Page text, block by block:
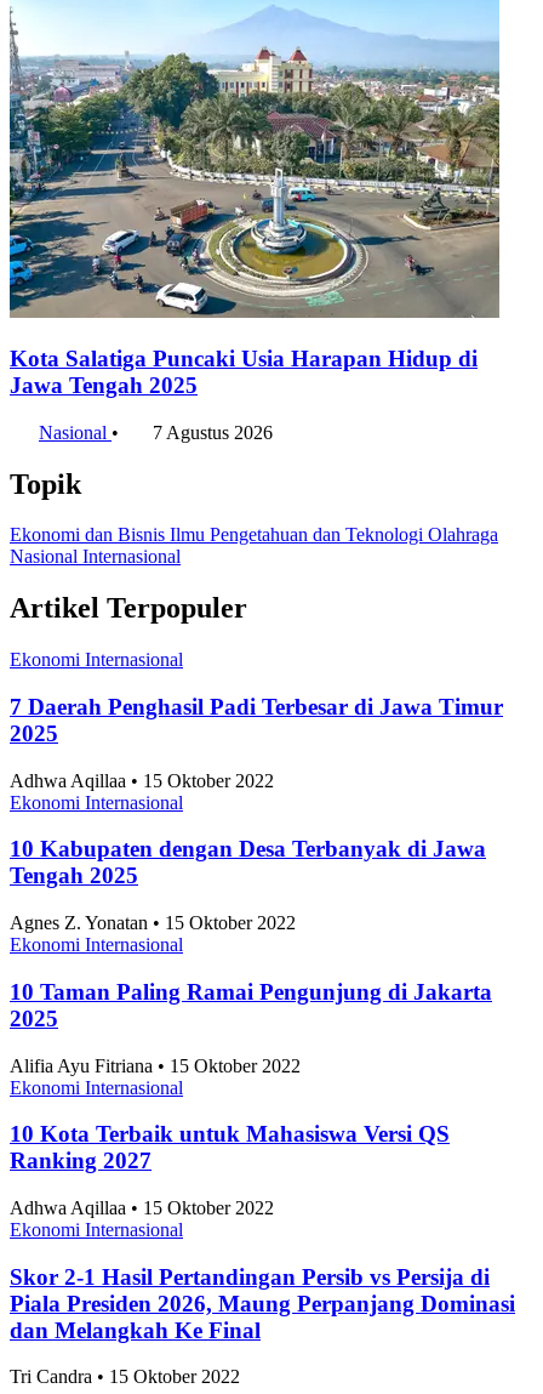
Kota Salatiga Puncaki Usia Harapan Hidup di
Jawa Tengah 2025
Nasional • 7 Agustus 2026
Topik
Ekonomi dan Bisnis Ilmu Pengetahuan dan Teknologi Olahraga
Nasional Internasional
Artikel Terpopuler
Ekonomi Internasional
7 Daerah Penghasil Padi Terbesar di Jawa Timur
2025
Adhwa Aqillaa • 15 Oktober 2022
Ekonomi Internasional
10 Kabupaten dengan Desa Terbanyak di Jawa
Tengah 2025
Agnes Z. Yonatan • 15 Oktober 2022
Ekonomi Internasional
10 Taman Paling Ramai Pengunjung di Jakarta
2025
Alifia Ayu Fitriana • 15 Oktober 2022
Ekonomi Internasional
10 Kota Terbaik untuk Mahasiswa Versi QS
Ranking 2027
Adhwa Aqillaa • 15 Oktober 2022
Ekonomi Internasional
Skor 2-1 Hasil Pertandingan Persib vs Persija di
Piala Presiden 2026, Maung Perpanjang Dominasi
dan Melangkah Ke Final
Tri Candra • 15 Oktober 2022